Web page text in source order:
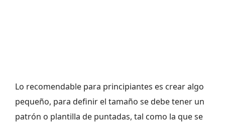
Lo recomendable para principiantes es crear algo
pequeño, para definir el tamaño se debe tener un
patrón o plantilla de puntadas, tal como la que se